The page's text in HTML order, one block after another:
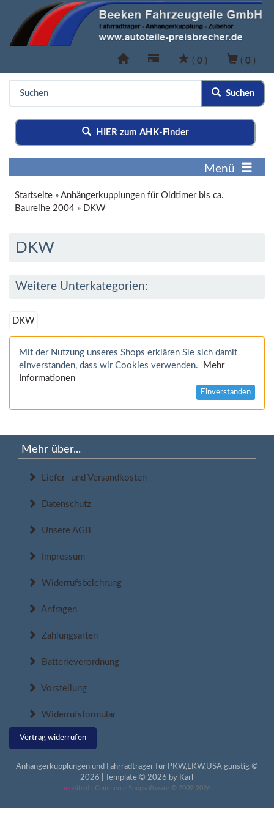
( 0 ) ( 0 )
Suchen
HIER zum AHK-Finder
Menü
Startseite » Anhängerkupplungen für Oldtimer bis ca.
Baureihe 2004 » DKW
DKW
Weitere Unterkategorien:
DKW
Mit der Nutzung unseres Shops erklären Sie sich damit
einverstanden, dass wir Cookies verwenden.
Mehr
Informationen
Einverstanden
Mehr über...
Liefer- und Versandkosten
Datenschutz
Unsere AGB
Impressum
Widerrufsbelehrung
Anfragen
Zahlungsarten
Batterieverordnung
Vorstellung
Widerrufsformular
Vertrag widerrufen
Anhängerkupplungen und Fahrradträger für PKW,LKW,USA günstig ©
2026 | Template © 2026 by Karl
mod ified eCommerce Shopsoftware © 2009-2026